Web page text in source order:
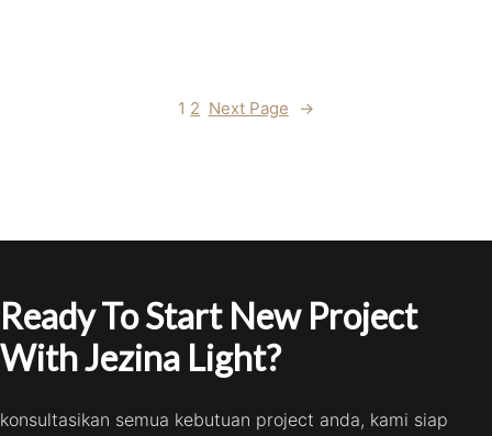
1 2 Next Page →
Ready To Start New Project
With Jezina Light?
konsultasikan semua kebutuan project anda, kami siap